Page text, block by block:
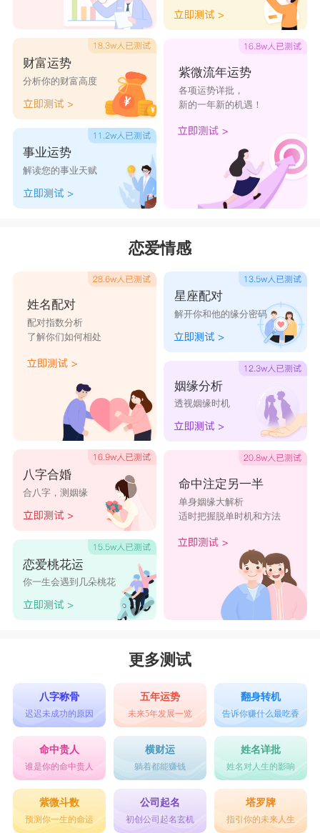
财富运势
分析你的财富高度
事业运势
解读您的事业天赋
紫微流年运势
各项运势详批，
新的一年新的机遇！
恋爱情感
姓名配对
配对指数分析
了解你们如何相处
八字合婚
合八字，测姻缘
恋爱桃花运
你一生会遇到几朵桃花
星座配对
解开你和他的缘分密码
姻缘分析
透视姻缘时机
命中注定另一半
单身姻缘大解析
适时把握脱单时机和方法
更多测试
八字称骨
迟迟未成功的原因
五年运势
未来5年发展一览
翻身转机
告诉你赚什么最吃香
命中贵人
谁是你的命中贵人
横财运
躺着都能赚钱
姓名详批
姓名对人生的影响
紫微斗数
预测你一生的命运
公司起名
初创公司起名玄机
塔罗牌
指引你的未来人生